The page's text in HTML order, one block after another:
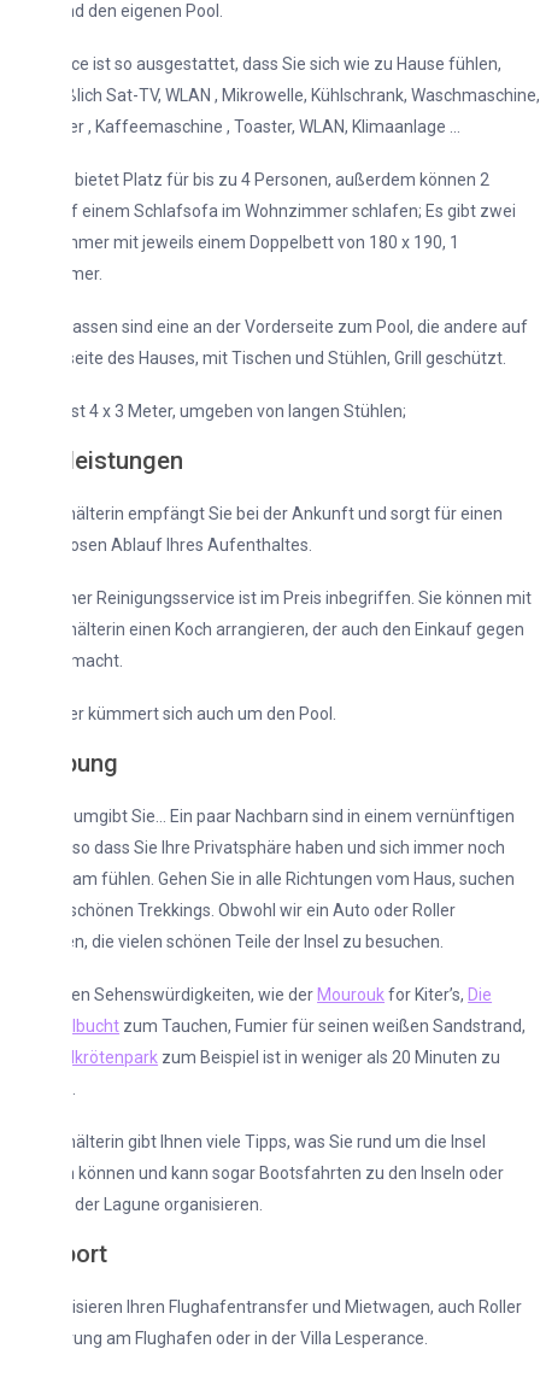
den eigenen Pool.
ist so ausgestattet, dass Sie sich wie zu Hause fühlen,
Sat-TV, WLAN , Mikrowelle, Kühlschrank, Waschmaschine,
, Kaffeemaschine , Toaster, WLAN, Klimaanlage …
bietet Platz für bis zu 4 Personen, außerdem können 2
einem Schlafsofa im Wohnzimmer schlafen; Es gibt zwei
mit jeweils einem Doppelbett von 180 x 190, 1
sind eine an der Vorderseite zum Pool, die andere auf
des Hauses, mit Tischen und Stühlen, Grill geschützt.
4 x 3 Meter, umgeben von langen Stühlen;
empfängt Sie bei der Ankunft und sorgt für einen
Ablauf Ihres Aufenthaltes.
Reinigungsservice ist im Preis inbegriffen. Sie können mit
einen Koch arrangieren, der auch den Einkauf gegen
kümmert sich auch um den Pool.
Sie… Ein paar Nachbarn sind in einem vernünftigen
dass Sie Ihre Privatsphäre haben und sich immer noch
fühlen. Gehen Sie in alle Richtungen vom Haus, suchen
Trekkings. Obwohl wir ein Auto oder Roller
die vielen schönen Teile der Insel zu besuchen.
Sehenswürdigkeiten, wie derMouroukfor Kiter’s,Die
zum Tauchen, Fumier für seinen weißen Sandstrand,
zum Beispiel ist in weniger als 20 Minuten zu
gibt Ihnen viele Tipps, was Sie rund um die Insel
können und kann sogar Bootsfahrten zu den Inseln oder
Lagune organisieren.
Ihren Flughafentransfer und Mietwagen, auch Roller
am Flughafen oder in der Villa Lesperance.